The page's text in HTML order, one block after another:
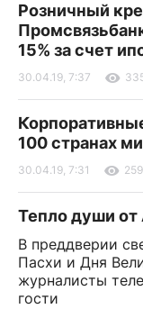
Розничный
15% за счет
30.04.19, 7:37
100 странах
30.04.19, 7:31
Тепло души от
В преддверии
Пасхи и Дня
журналисты
гости